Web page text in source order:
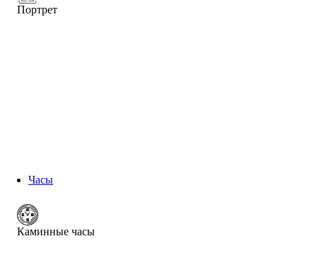
Портрет
Часы
Каминные часы